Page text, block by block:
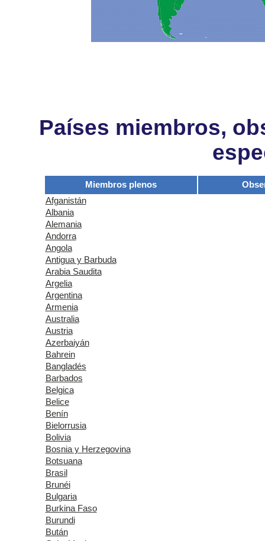
Países miembros,
Miembros plenos
Afganistán
Albania
Alemania
Andorra
Angola
Antigua y Barbuda
Arabia Saudita
Argelia
Argentina
Armenia
Australia
Austria
Azerbaiyán
Bahrein
Bangladés
Barbados
Belgica
Belice
Benín
Bielorrusia
Bolivia
Bosnia y Herzegovina
Botsuana
Brasil
Brunéi
Bulgaria
Burkina Faso
Burundi
Bután